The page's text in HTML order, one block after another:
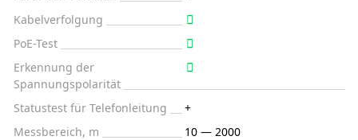
Kabelverfolgung
PoE-Test
Erkennung der
Spannungspolarität
Statustest für Telefonleitung
+
Messbereich, m
10 — 2000